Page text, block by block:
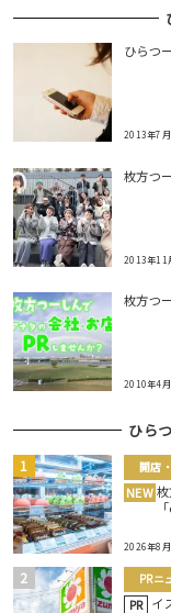
ひらつ
2013年7
枚方つ
2013年11
枚方つ
2010年4
ひら
開店
NEW
2026年8
PRニ
PR イ